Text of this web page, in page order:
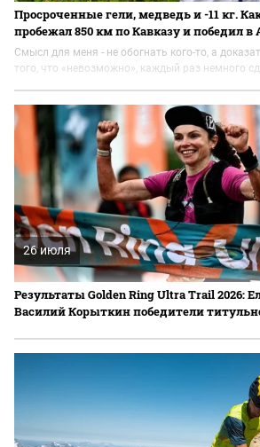
Просроченные гели, медведь и -11 кг.
пробежал 850 км по Кавказу и победил
Смысл для меня - не обогнать кого-то, а
того, что «невозможно», каждый раз немного
26 июля
Результаты Golden Ring Ultra Trail 2026:
Василий Корыткин победители